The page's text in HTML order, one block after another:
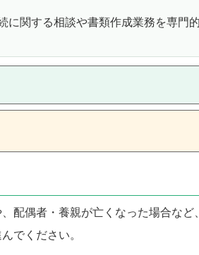
関する相談や書類作成業務を専門
配偶者・養親が亡くなった場合など
でください。